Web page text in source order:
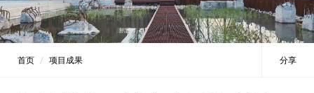
首页 项目成果 分享